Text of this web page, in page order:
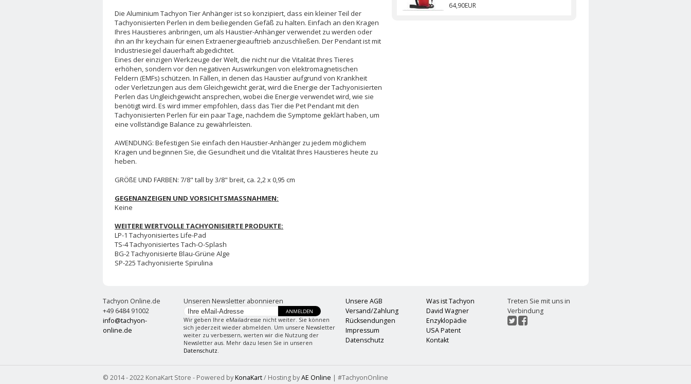
Die Aluminium Tachyon Tier Anhänger ist so konzipiert, dass ein kleiner Teil der
Tachyonisierten Perlen in dem beiliegenden Gefäß zu halten. Einfach an den Kragen
Ihres Haustieres anbringen, um als Haustier-Anhänger verwendet zu werden oder
ihn an Ihr keychain für einen Extraenergieauftrieb anzuschließen. Der Pendant ist mit
Industriesiegel dauerhaft abgedichtet.
Eines der einzigen Werkzeuge der Welt, die nicht nur die Vitalität Ihres Tieres
erhöhen, sondern vor den negativen Auswirkungen von elektromagnetischen
Feldern (EMFs) schützen. In Fällen, in denen das Haustier aufgrund von Krankheit
oder Verletzungen aus dem Gleichgewicht gerät, wird die Energie der Tachyonisierten
Perlen das Ungleichgewicht ansprechen, wobei die Energie verwendet wird, wie sie
benötigt wird. Es wird immer empfohlen, dass das Tier die Pet Pendant mit den
Tachyonisierten Perlen für ein paar Tage, nachdem die Symptome geklärt haben, um
eine vollständige Balance zu gewährleisten.
AWENDUNG: Befestigen Sie einfach den Haustier-Anhänger zu jedem möglichem
Kragen und beginnen Sie, die Gesundheit und die Vitalität Ihres Haustieres heute zu
heben.
GRÖßE UND FARBEN: 7/8" tall by 3/8" breit, ca. 2,2 x 0,95 cm
GEGENANZEIGEN UND VORSICHTSMASSNAHMEN:
Keine
WEITERE WERTVOLLE TACHYONISIERTE PRODUKTE:
LP-1 Tachyonisiertes Life-Pad
TS-4 Tachyonisiertes Tach-O-Splash
BG-2 Tachyonisierte Blau-Grüne Alge
SP-225 Tachyonisierte Spirulina
64,90EUR
Tachyon Online.de
+49 6484 91002
info@tachyon-
online.de
Unseren Newsletter abonnieren
ANMELDEN
Wir geben Ihre eMailadresse nicht weiter. Sie können
sich jederzeit wieder abmelden. Um unsere Newsletter
weiter zu verbessern, werten wir die Nutzung der
Newsletter aus. Mehr dazu lesen Sie in unseren
Datenschutz.
Unsere AGB
Versand/Zahlung
Rücksendungen
Impressum
Datenschutz
Was ist Tachyon
David Wagner
Enzyklopädie
USA Patent
Kontakt
Treten Sie mit uns in
Verbindung
© 2014 - 2022 KonaKart Store - Powered byKonaKart/ Hosting byAE Online | #TachyonOnline